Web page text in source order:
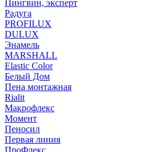
Пингвин, эксперт
Радуга
PROFILUX
DULUX
Энамель
MARSHALL
Elastic Color
Белый Дом
Пена монтажная
Rialit
Макрофлекс
Момент
Пеносил
Первая линия
ПроФлекс